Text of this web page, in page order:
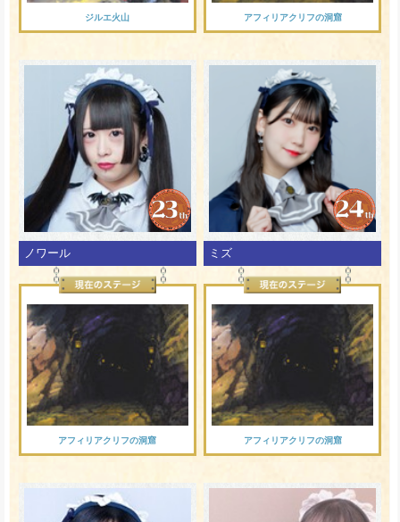
ジルエ火山 アフィリアクリフの洞窟
ノワール
アフィリアクリフの洞窟
ミズ
アフィリアクリフの洞窟